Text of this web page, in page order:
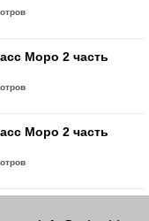
Моро 2 часть
Моро 2 часть